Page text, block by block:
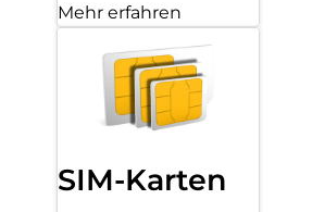
Mehr erfahren
SIM-Karten